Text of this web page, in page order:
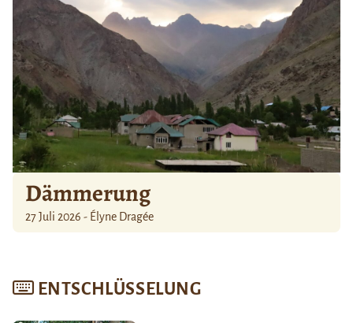
Dämmerung
27 Juli 2026 - Élyne Dragée
ENTSCHLÜSSELUNG